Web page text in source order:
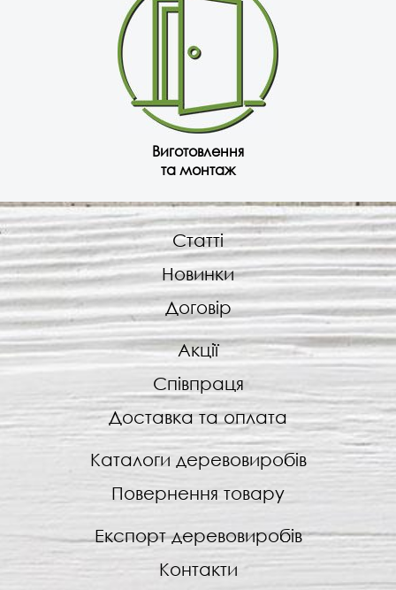
Виготовлення
та монтаж
Статті
Новинки
Договір
Акції
Співпраця
Доставка та оплата
Каталоги деревовиробів
Повернення товару
Експорт деревовиробів
Контакти